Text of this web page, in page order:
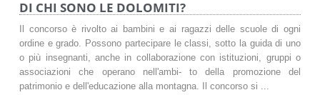
DI CHI SONO LE DOLOMITI?
Il concorso è rivolto ai bambini e ai ragazzi delle scuole di ogni
ordine e grado. Possono partecipare le classi, sotto la guida di uno
o più insegnanti, anche in collaborazione con istituzioni, gruppi o
associazioni che operano nell'ambi- to della promozione del
patrimonio e dell'educazione alla montagna. Il concorso si ...